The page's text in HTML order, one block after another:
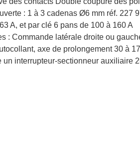
: 1 à 3 cadenas Ø6 mm réf. 227
A, et par clé 6 pans de 100 à 160 A
: Commande latérale droite ou
axe de prolongement 30 à
un interrupteur-sectionneur auxiliaire